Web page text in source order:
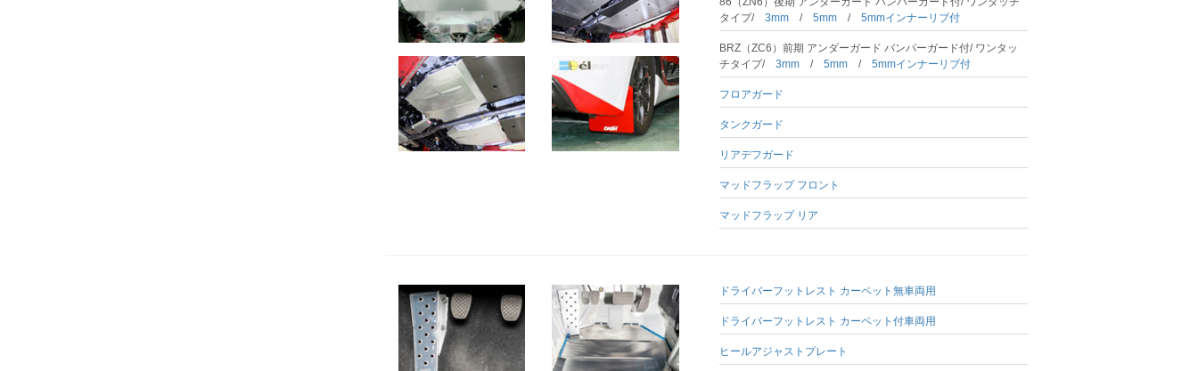
タイプ/3mm/5mm/5mmインナーリブ付
BRZ（ZC6）前期 アンダーガード バンパーガード付/ ワンタッ
チタイプ/3mm/5mm/5mmインナーリブ付
フロアガード
タンクガード
リアデフガード
マッドフラップ フロント
マッドフラップ リア
ドライバーフットレスト カーペット無車両用
ドライバーフットレスト カーペット付車両用
ヒールアジャストプレート